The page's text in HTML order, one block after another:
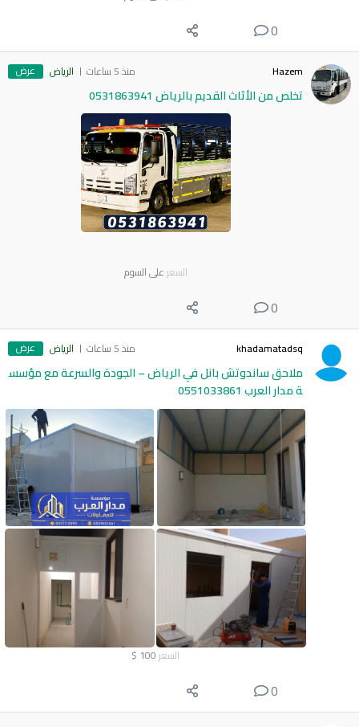
0
Hazem منذ 5 ساعات الرياض عرض
تخلص من الأثاث القديم بالرياض 0531863941
السعر على السوم
0
khadamatadsq منذ 5 ساعات الرياض عرض
ملاحق ساندوتش بانل في الرياض – الجودة والسرعة مع مؤسس
ة مدار العرب 0551033861
السعر 100
$
0